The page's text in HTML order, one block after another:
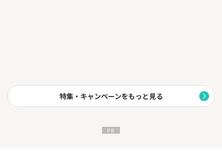
特集・キャンペーンをもっと見る